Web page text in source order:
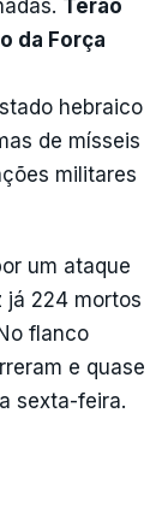
Terão
da Força
hebraico
de mísseis
militares
um ataque
já 224 mortos
flanco
e quase
sexta-feira.